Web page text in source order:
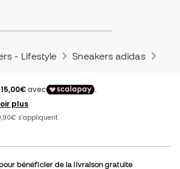
- Lifestyle Sneakers adidas
bénéficier de la livraison gratuite